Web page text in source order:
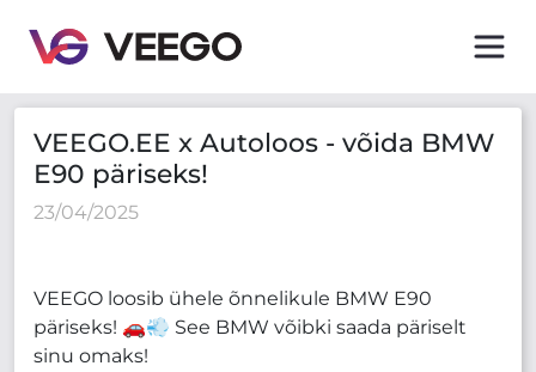
VEEGO.EE x Autoloos - võida BMW E90 päriseks!
VEEGO.EE x Autoloos - võida BMW
E90 päriseks!
23/04/2025
VEEGO loosib ühele õnnelikule BMW E90
päriseks! 🚗💨 See BMW võibki saada päriselt
sinu omaks!